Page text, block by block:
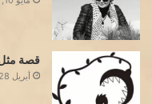
قصة
أبريل 28, 2020